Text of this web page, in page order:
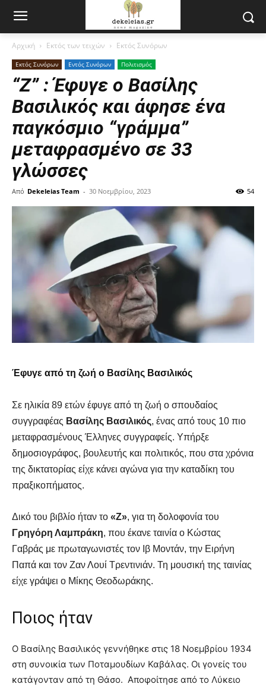
Αρχική Εκτός των τειχών Εκτός Συνόρων
Εκτός Συνόρων Εντός Συνόρων Πολιτισμός
“Ζ” : Έφυγε ο Βασίλης
Βασιλικός και άφησε ένα
παγκόσμιο “γράμμα”
μεταφρασμένο σε 33
γλώσσες
Από Dekeleias Team - 30 Νοεμβρίου, 2023 54
Έφυγε από τη ζωή ο Βασίλης Βασιλικός
Σε ηλικία 89 ετών έφυγε από τη ζωή ο σπουδαίος
συγγραφέας Βασίλης Βασιλικός, ένας από τους 10 πιο
μεταφρασμένους Έλληνες συγγραφείς. Υπήρξε
δημοσιογράφος, βουλευτής και πολιτικός, που στα χρόνια
της δικτατορίας είχε κάνει αγώνα για την καταδίκη του
πραξικοπήματος.
Δικό του βιβλίο ήταν το «Ζ», για τη δολοφονία του
Γρηγόρη Λαμπράκη, που έκανε ταινία ο Κώστας
Γαβράς με πρωταγωνιστές τον Ιβ Μοντάν, την Ειρήνη
Παπά και τον Ζαν Λουί Τρεντινιάν. Τη μουσική της ταινίας
είχε γράψει ο Μίκης Θεοδωράκης.
Ποιος ήταν
Ο Βασίλης Βασιλικός γεννήθηκε στις 18 Νοεμβρίου 1934
στη συνοικία των Ποταμουδίων Καβάλας. Οι γονείς του
κατάγονταν από τη Θάσο. Αποφοίτησε από το Λύκειο